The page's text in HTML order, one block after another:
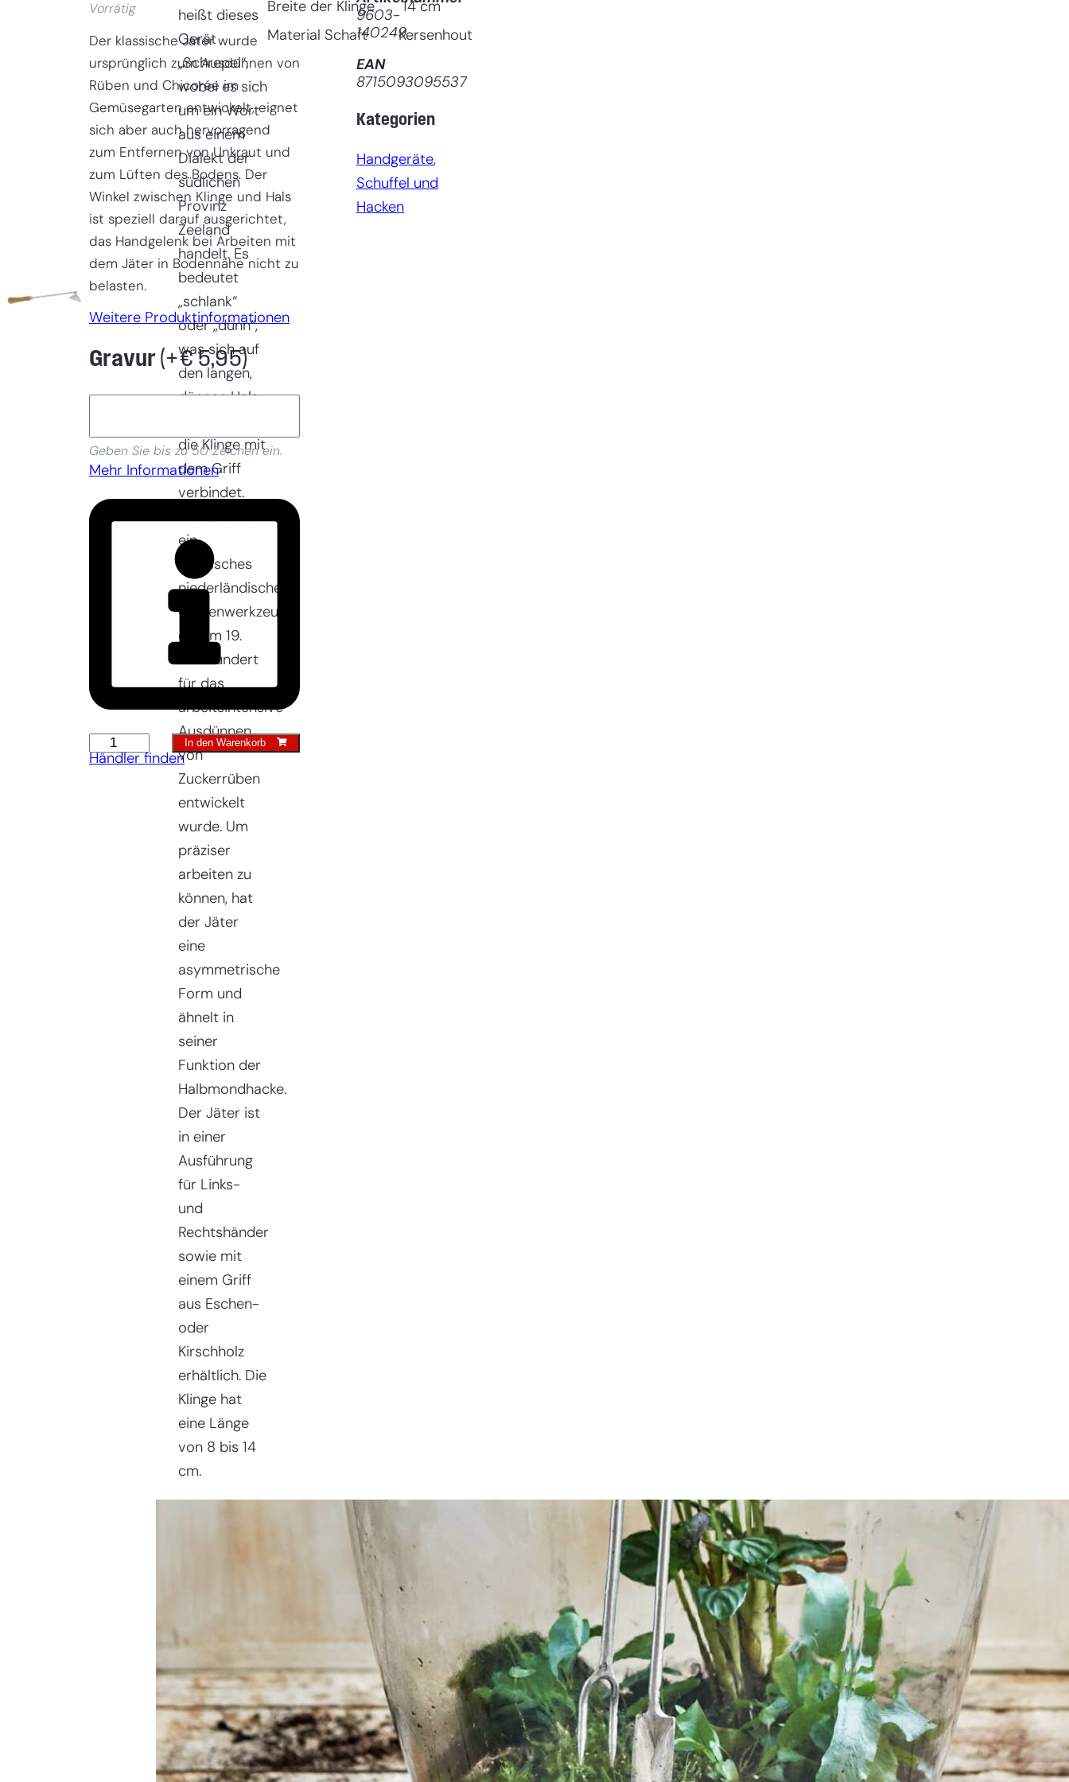
Vorrätig
Der klassische Jäter wurde
ursprünglich zum Ausdünnen von
Rüben und Chicorée im
Gemüsegarten entwickelt, eignet
sich aber auch hervorragend
zum Entfernen von Unkraut und
zum Lüften des Bodens. Der
Winkel zwischen Klinge und Hals
ist speziell darauf ausgerichtet,
das Handgelenk bei Arbeiten mit
dem Jäter in Bodennähe nicht zu
belasten.
Weitere Produktinformationen
Gravur (+€5,95)
Geben Sie bis zu 50 Zeichen ein.
Mehr Informationen
Jäter
14cm
In den Warenkorb
Händler finden
heißt dieses
Gerät
„Schrepel“,
wobei es sich
um ein Wort
aus einem
Dialekt der
südlichen
Provinz
Zeeland
handelt. Es
bedeutet
„schlank“
oder „dünn“,
was sich auf
den langen,
dünnen Hals
die Klinge mit
dem Griff
verbindet.
Der Jäter ist
ein
klassisches
niederländisches
Gartenwerkzeug,
das im 19.
Jahrhundert
für das
arbeitsintensive
Ausdünnen
von
Zuckerrüben
entwickelt
wurde. Um
präziser
arbeiten zu
können, hat
der Jäter
eine
asymmetrische
Form und
ähnelt in
seiner
Funktion der
Halbmondhacke.
Der Jäter ist
in einer
Ausführung
für Links-
und
Rechtshänder
sowie mit
einem Griff
aus Eschen-
oder
Kirschholz
erhältlich. Die
Klinge hat
eine Länge
von 8 bis 14
cm.
Breite der Klinge
14 cm
Material Schaft
Kersenhout
9603-
140249
EAN
8715093095537
Kategorien
Handgeräte
Schuffel und
Hacken
Finden Sie das Werkzeug für